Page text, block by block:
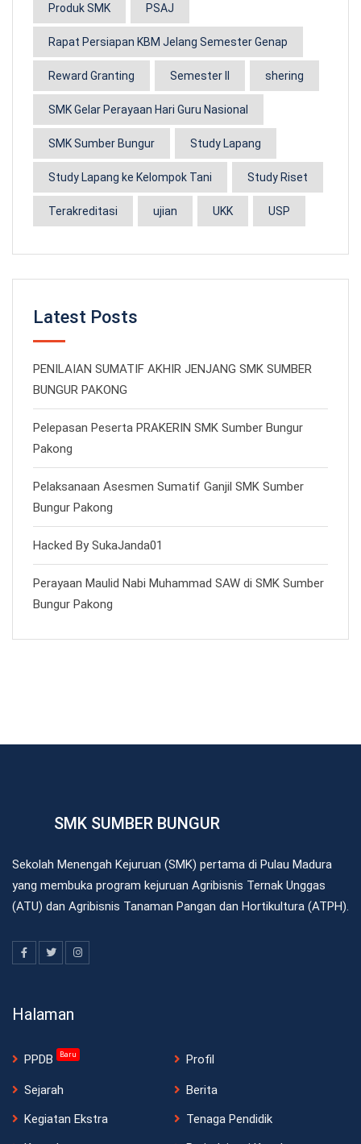
Produk SMK PSAJ
Rapat Persiapan KBM Jelang Semester Genap
Reward Granting Semester II shering
SMK Gelar Perayaan Hari Guru Nasional
SMK Sumber Bungur Study Lapang
Study Lapang ke Kelompok Tani Study Riset
Terakreditasi ujian UKK USP
Latest Posts
PENILAIAN SUMATIF AKHIR JENJANG SMK SUMBER
BUNGUR PAKONG
Pelepasan Peserta PRAKERIN SMK Sumber Bungur
Pakong
Pelaksanaan Asesmen Sumatif Ganjil SMK Sumber
Bungur Pakong
Hacked By SukaJanda01
Perayaan Maulid Nabi Muhammad SAW di SMK Sumber
Bungur Pakong
SMK SUMBER BUNGUR
Sekolah Menengah Kejuruan (SMK) pertama di Pulau Madura
yang membuka program kejuruan Agribisnis Ternak Unggas
(ATU) dan Agribisnis Tanaman Pangan dan Hortikultura (ATPH).
Halaman
PPDB Baru Profil
Sejarah
Berita
Kegiatan Ekstra
Tenaga Pendidik